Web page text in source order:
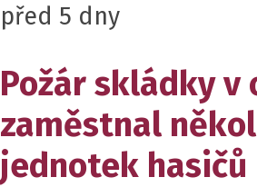
před 5 dny
Požár skládky v
zaměstnal
jednotek hasičů